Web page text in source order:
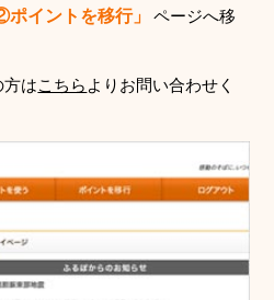
ポイントを移行」
ページへ移
はこちら よりお問い合わせく